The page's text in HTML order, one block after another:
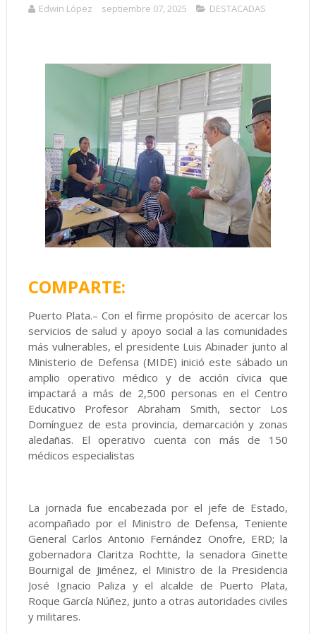
Edwin López septiembre 07, 2025 DESTACADAS
COMPARTE:
Puerto Plata.– Con el firme propósito de acercar los
servicios de salud y apoyo social a las comunidades
más vulnerables, el presidente Luis Abinader junto al
Ministerio de Defensa (MIDE) inició este sábado un
amplio operativo médico y de acción cívica que
impactará a más de 2,500 personas en el Centro
Educativo Profesor Abraham Smith, sector Los
Domínguez de esta provincia, demarcación y zonas
aledañas. El operativo cuenta con más de 150
médicos especialistas
La jornada fue encabezada por el jefe de Estado,
acompañado por el Ministro de Defensa, Teniente
General Carlos Antonio Fernández Onofre, ERD; la
gobernadora Claritza Rochtte, la senadora Ginette
Bournigal de Jiménez, el Ministro de la Presidencia
José Ignacio Paliza y el alcalde de Puerto Plata,
Roque García Núñez, junto a otras autoridades civiles
y militares.